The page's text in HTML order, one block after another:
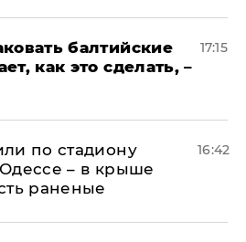
балтийские
как это сделать, –
17:15
по стадиону
– в крыше
раненые
16:42